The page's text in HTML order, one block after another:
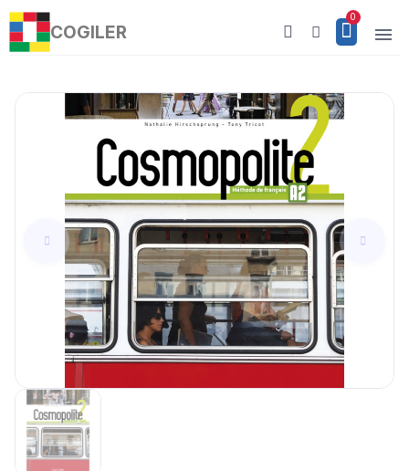
COGILER